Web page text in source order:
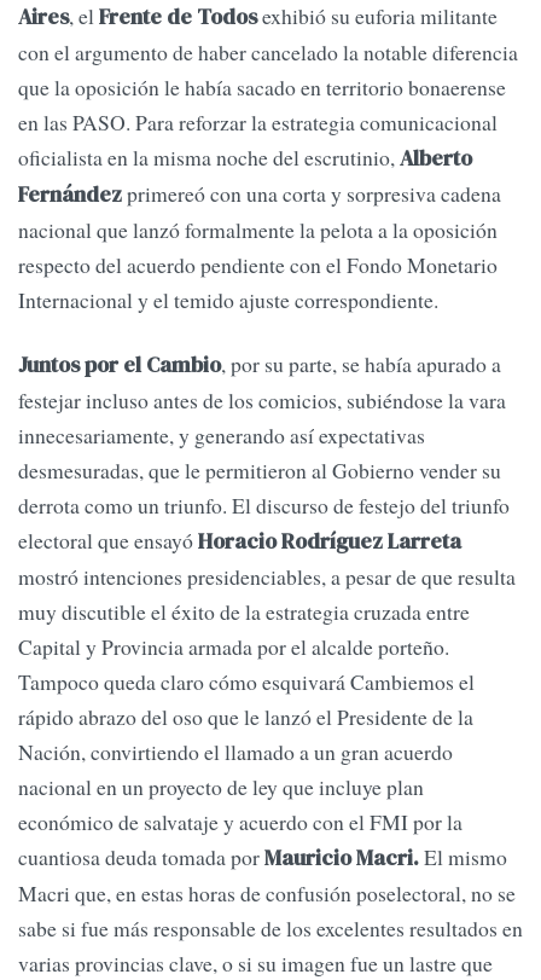
Aires, elFrente de Todosexhibió su euforia militante
con el argumento de haber cancelado la notable diferencia
que la oposición le había sacado en territorio bonaerense
en las PASO. Para reforzar la estrategia comunicacional
oficialista en la misma noche del escrutinio,Alberto
Fernándezprimereó con una corta y sorpresiva cadena
nacional que lanzó formalmente la pelota a la oposición
respecto del acuerdo pendiente con el Fondo Monetario
Internacional y el temido ajuste correspondiente.
Juntos por el Cambio, por su parte, se había apurado a
festejar incluso antes de los comicios, subiéndose la vara
innecesariamente, y generando así expectativas
desmesuradas, que le permitieron al Gobierno vender su
derrota como un triunfo. El discurso de festejo del triunfo
electoral que ensayóHoracio Rodríguez Larreta
mostró intenciones presidenciables, a pesar de que resulta
muy discutible el éxito de la estrategia cruzada entre
Capital y Provincia armada por el alcalde porteño.
Tampoco queda claro cómo esquivará Cambiemos el
rápido abrazo del oso que le lanzó el Presidente de la
Nación, convirtiendo el llamado a un gran acuerdo
nacional en un proyecto de ley que incluye plan
económico de salvataje y acuerdo con el FMI por la
cuantiosa deuda tomada porMauricio Macri.El mismo
Macri que, en estas horas de confusión poselectoral, no se
sabe si fue más responsable de los excelentes resultados en
varias provincias clave, o si su imagen fue un lastre que